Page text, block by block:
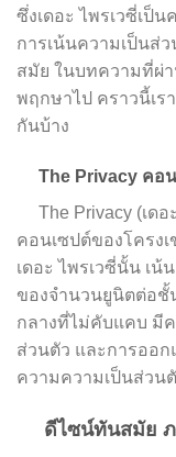
ซึ่งเดอะ ไพรเวซี่เป็
การเน้นความเป็นส่
สมัย ในบทความที่ผ่า
พฤกษาไป คราวนี้เร
กันบ้าง
The Privacy คอ
The Privacy (เดอ
คอนเซปต์ของโครงเ
เดอะ ไพรเวซี่นั้น เน้
ของจำนวนยูนิตต่อชั้
กลางที่ไม่คับแคบ มี
ส่วนตัว และการออ
ความความเป็นส่วน
ดีไซน์ทันสมัย ภ